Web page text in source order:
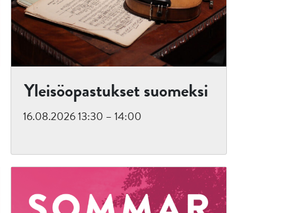
Yleisöopastukset suomeksi
16.08.2026 13:30 – 14:00